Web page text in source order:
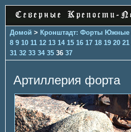
Домой > Кронштадт: Форты Южные
8 9 10 11 12 13 14 15 16 17 18 19 20 21
31 32 33 34 35 36 37
Артиллерия форта